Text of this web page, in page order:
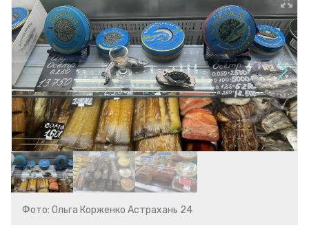
Фото: Ольга Корженко Астрахань 24